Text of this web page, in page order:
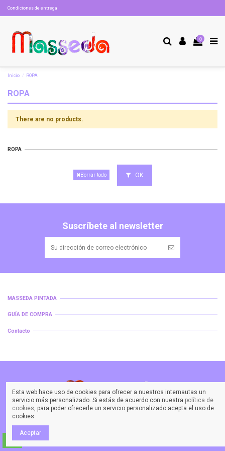
Condiciones de entrega
0
Inicio ROPA
ROPA
There are no products.
ROPA
Borrar todo OK
Suscríbete al newsletter
MASSEDA PINTADA
GUÍA DE COMPRA
Contacto
Whataspp
Copyright © 2019 MASSEDA. Todos los diseños reservados. By DESSMAN
Esta web hace uso de cookies para ofrecer a nuestros internautas un
servicio más personalizado. Si estás de acuerdo con nuestra política de
cookies, para poder ofrecerle un servicio personalizado acepta el uso de
cookies.
Aceptar